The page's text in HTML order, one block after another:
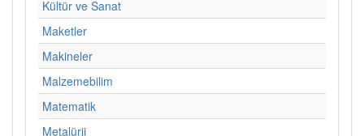
Kültür ve Sanat
Maketler
Makineler
Malzemebilim
Matematik
Metalürji